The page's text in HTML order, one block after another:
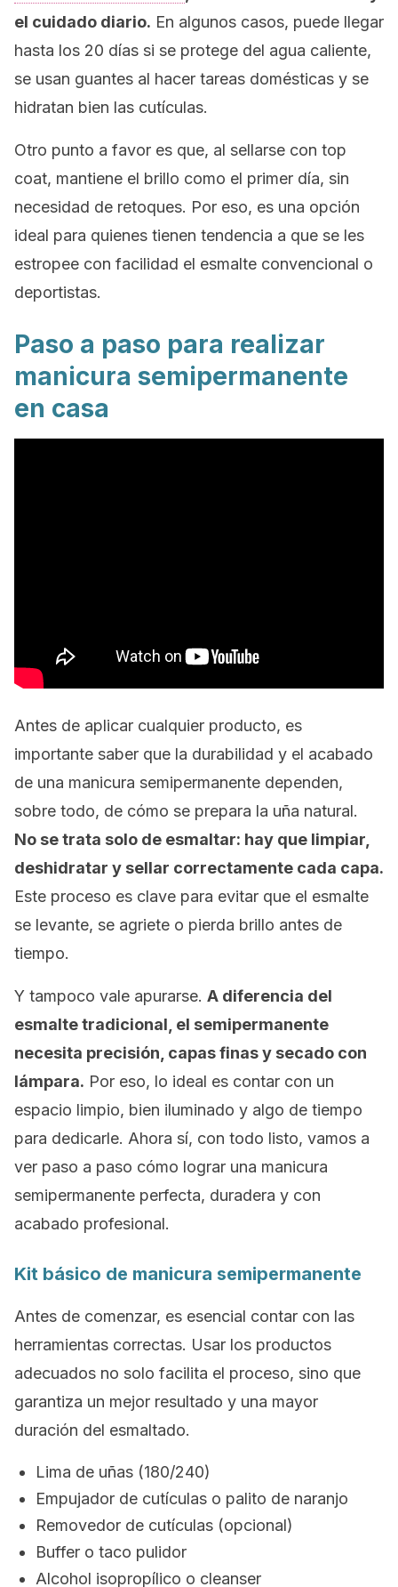
el cuidado diario. En algunos casos, puede llegar
hasta los 20 días si se protege del agua caliente,
se usan guantes al hacer tareas domésticas y se
hidratan bien las cutículas.
Otro punto a favor es que, al sellarse con top
coat, mantiene el brillo como el primer día, sin
necesidad de retoques. Por eso, es una opción
ideal para quienes tienen tendencia a que se les
estropee con facilidad el esmalte convencional o
deportistas.
Paso a paso para realizar
manicura semipermanente
en casa
Antes de aplicar cualquier producto, es
importante saber que la durabilidad y el acabado
de una manicura semipermanente dependen,
sobre todo, de cómo se prepara la uña natural.
No se trata solo de esmaltar: hay que limpiar,
deshidratar y sellar correctamente cada capa.
Este proceso es clave para evitar que el esmalte
se levante, se agriete o pierda brillo antes de
tiempo.
Y tampoco vale apurarse. A diferencia del
esmalte tradicional, el semipermanente
necesita precisión, capas finas y secado con
lámpara. Por eso, lo ideal es contar con un
espacio limpio, bien iluminado y algo de tiempo
para dedicarle. Ahora sí, con todo listo, vamos a
ver paso a paso cómo lograr una manicura
semipermanente perfecta, duradera y con
acabado profesional.
Kit básico de manicura semipermanente
Antes de comenzar, es esencial contar con las
herramientas correctas. Usar los productos
adecuados no solo facilita el proceso, sino que
garantiza un mejor resultado y una mayor
duración del esmaltado.
Lima de uñas (180/240)
Empujador de cutículas o palito de naranjo
Removedor de cutículas (opcional)
Buffer o taco pulidor
Alcohol isopropílico o cleanser